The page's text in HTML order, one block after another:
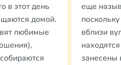
в этот день
домой.
любимые
еще
вблизи
занесены